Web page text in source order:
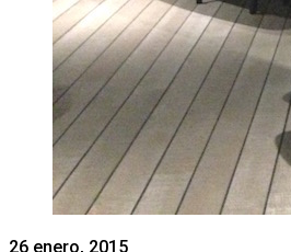
26 enero, 2015